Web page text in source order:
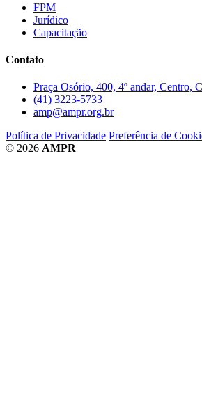
FPM
Jurídico
Capacitação
Contato
Praça Osório, 400, 4º andar, Centro,
(41) 3223-5733
amp@ampr.org.br
Política de Privacidade Preferência de
© 2026 AMPR